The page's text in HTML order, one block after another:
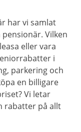
har vi samlat
Vilken
eller vara
i
parkering och
en billigare
Vi letar
rabatter på allt